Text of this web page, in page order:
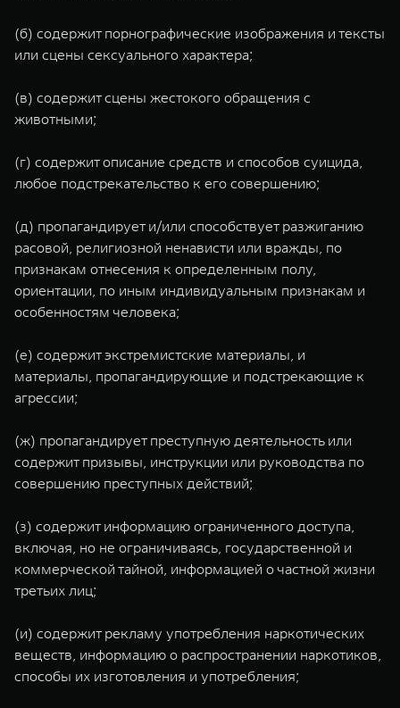
(б) содержит порнографические изображения и тексты
или сцены сексуального характера;
(в) содержит сцены жестокого обращения с
животными;
(г) содержит описание средств и способов суицида,
любое подстрекательство к его совершению;
(д) пропагандирует и/или способствует разжиганию
расовой, религиозной ненависти или вражды, по
признакам отнесения к определенным полу,
ориентации, по иным индивидуальным признакам и
особенностям человека;
(е) содержит экстремистские материалы, и
материалы, пропагандирующие и подстрекающие к
агрессии;
(ж) пропагандирует преступную деятельность или
содержит призывы, инструкции или руководства по
совершению преступных действий;
(з) содержит информацию ограниченного доступа,
включая, но не ограничиваясь, государственной и
коммерческой тайной, информацией о частной жизни
третьих лиц;
(и) содержит рекламу употребления наркотических
веществ, информацию о распространении наркотиков,
способы их изготовления и употребления;